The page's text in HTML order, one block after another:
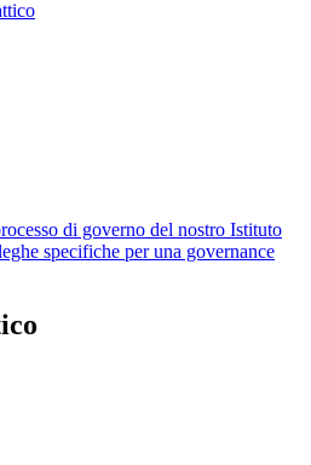
di governo del nostro Istituto
specifiche per una governance